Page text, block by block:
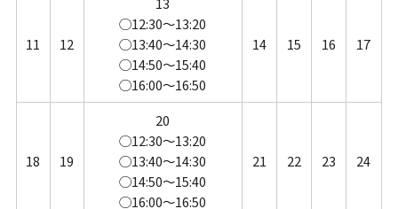
11 12
◯12:30～13:20
◯13:40～14:30
◯14:50～15:40
◯16:00～16:50
14 15 16 17
18 19
20
◯12:30～13:20
◯13:40～14:30
◯14:50～15:40
◯16:00～16:50
21 22 23 24